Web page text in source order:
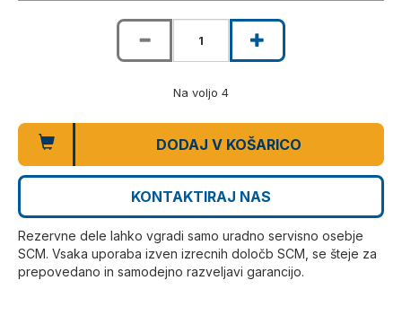
Na voljo 4
DODAJ V KOŠARICO
KONTAKTIRAJ NAS
Rezervne dele lahko vgradi samo uradno servisno osebje
SCM. Vsaka uporaba izven izrecnih določb SCM, se šteje za
prepovedano in samodejno razveljavi garancijo.